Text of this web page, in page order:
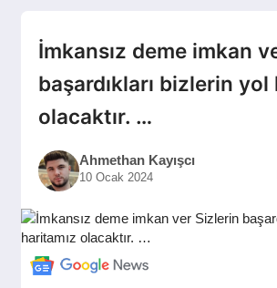
EĞITIM
İmkansız deme imkan
başardıkları bizlerin yol
olacaktır. …
Ahmethan Kayışcı
10 Ocak 2024